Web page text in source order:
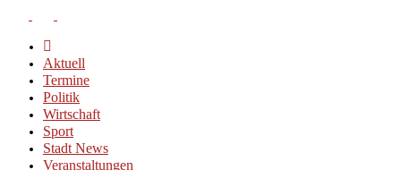
Aktuell
Termine
Politik
Wirtschaft
Sport
Stadt News
Veranstaltungen